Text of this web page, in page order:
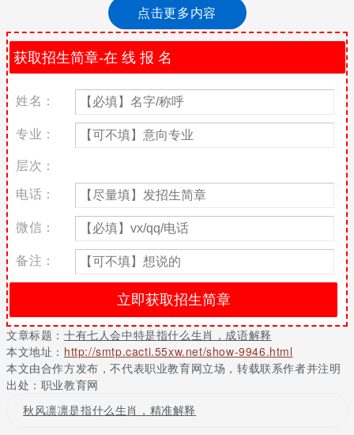
十有七人会中特在十二生肖中代表的是蛇、兔、猪。
生肖马
属马的朋友从12月23日开始，前途光明，你们做事很有耐心，能够
等待最好的实际，然后一鼓作气，让自己成为人生赢家，羡煞旁人
了。
生肖鸡
属鸡的朋友从12月23日开始，披荆斩棘，你们会被某些人所鼓舞，
开始向着梦想前进，不管别人怎么说，你们会有自己的选择，只要
不放弃。
点击更多内容
姓名：
专业：
层次：
电话：
微信：
备注：
文章标题： 十有七人会中特是指什么生肖，成语解释
本文地址： http://smtp.cacti.55xw.net/show-9946.html
本文由合作方发布，不代表职业教育网立场，转载联系作者并注明
出处：职业教育网
秋风凛凛是指什么生肖，精准解释